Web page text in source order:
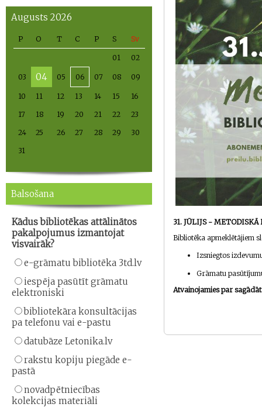
Augusts 2026
P O T C P S Sv
01 02
03 04 05 06 07 08 09
10 11 12 13 14 15 16
17 18 19 20 21 22 23
24 25 26 27 28 29 30
31
Balsošana
Kādus bibliotēkas attālinātos
pakalpojumus izmantojat
visvairāk?
e-grāmatu bibliotēka 3td.lv
iespēja pasūtīt grāmatu
elektroniski
bibliotekāra konsultācijas
pa telefonu vai e-pastu
datubāze Letonika.lv
rakstu kopiju piegāde e-
pastā
novadpētniecības
kolekcijas materiāli
31. JŪLIJS - METODISKĀ
Bibliotēka apmeklētājiem
Izsniegtos
Grāmatu
Atvainojamies par